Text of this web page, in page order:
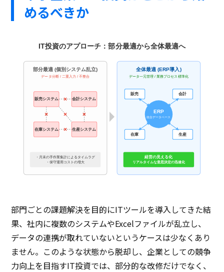
めるべきか
IT投資のアプローチ：部分最適から全体最適へ
部分最適 (個別システム乱立)
データ分断 / 二重入力 / 不整合
販売システム 会計システム
在庫システム 生産システム
・月末の手作業集計によるタイムラグ
・保守運用コストの増大
全体最適 (ERP導入)
データ一元管理 / 業務プロセス標準化
ERP
統合データベース
販売 会計
在庫 生産
経営の見える化
リアルタイムな意思決定の迅速化
部門ごとの課題解決を目的にITツールを導入してきた結
果、社内に複数のシステムやExcelファイルが乱立し、
データの連携が取れていないというケースは少なくあり
ません。このような状態から脱却し、企業としての競争
力向上を目指すIT投資では、部分的な改修だけでなく、